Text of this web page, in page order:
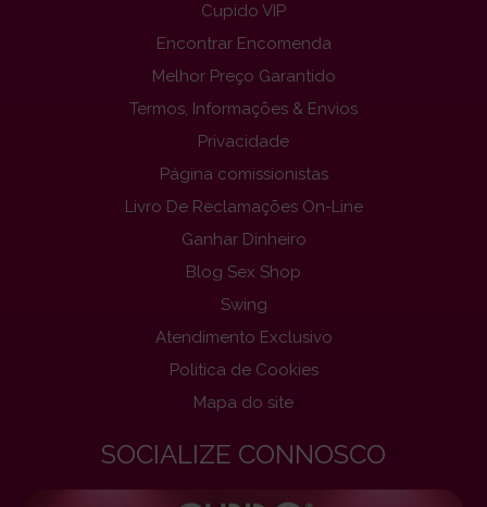
Cupido VIP
Encontrar Encomenda
Melhor Preço Garantido
Termos, Informações & Envios
Privacidade
Página comissionistas
Livro De Reclamações On-Line
Ganhar Dinheiro
Blog Sex Shop
Swing
Atendimento Exclusivo
Politica de Cookies
Mapa do site
SOCIALIZE CONNOSCO